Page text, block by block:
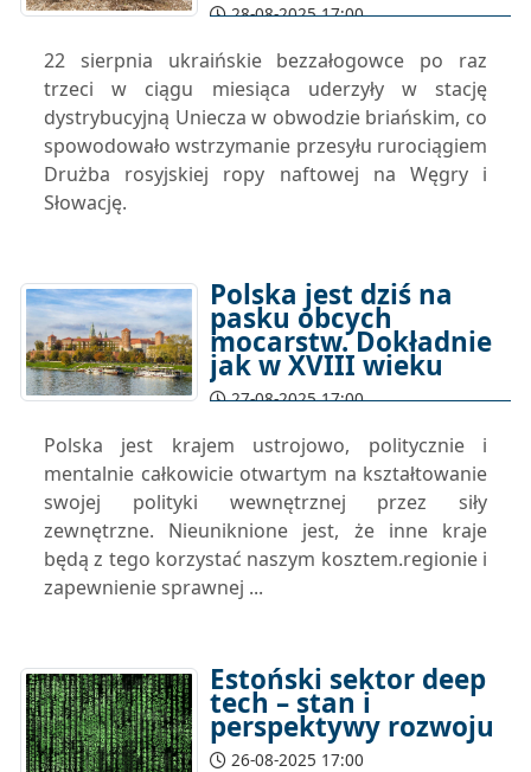
28-08-2025 17:00
22 sierpnia ukraińskie bezzałogowce po raz
trzeci w ciągu miesiąca uderzyły w stację
dystrybucyjną Uniecza w obwodzie briańskim, co
spowodowało wstrzymanie przesyłu rurociągiem
Drużba rosyjskiej ropy naftowej na Węgry i
Słowację.
Polska jest dziś na
pasku obcych
mocarstw. Dokładnie
jak w XVIII wieku
27-08-2025 17:00
Polska jest krajem ustrojowo, politycznie i
mentalnie całkowicie otwartym na kształtowanie
swojej polityki wewnętrznej przez siły
zewnętrzne. Nieuniknione jest, że inne kraje
będą z tego korzystać naszym kosztem.regionie i
zapewnienie sprawnej ...
Estoński sektor deep
tech – stan i
perspektywy rozwoju
26-08-2025 17:00